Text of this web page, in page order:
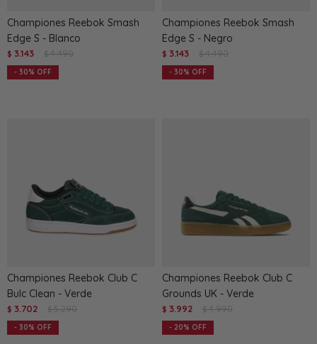
Championes Reebok Smash
Edge S - Blanco
$ 3.143 $ 4.490
30
Championes Reebok Smash
Edge S - Negro
$ 3.143 $ 4.490
30
Championes Reebok Club C
Bulc Clean - Verde
$ 3.702 $ 5.290
30
Championes Reebok Club C
Grounds UK - Verde
$ 3.992 $ 4.990
20